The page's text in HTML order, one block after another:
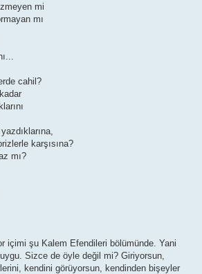
mi
mı
cahil?
karşısına?
mı?
içimi şu Kalem Efendileri bölümünde. Yani
Sizce de öyle değil mi? Giriyorsun,
kendini görüyorsun, kendinden bişeyler